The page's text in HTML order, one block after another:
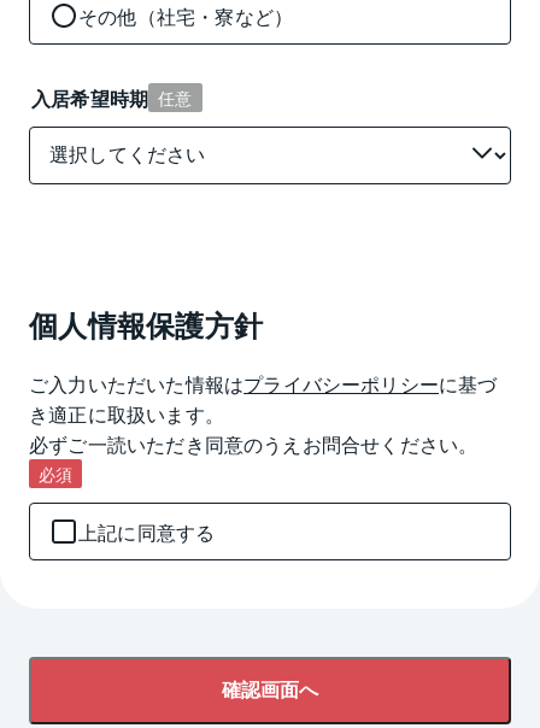
その他（社宅・寮など）
入居希望時期 任意
個人情報保護方針
ご入力いただいた情報はプライバシーポリシーに基づ
き適正に取扱います。
必ずご一読いただき同意のうえお問合せください。
必須
上記に同意する
確認画面へ